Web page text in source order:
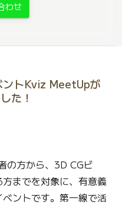
わせ
ントKviz MeetUpが
た！
の方から、3D CGビ
までを対象に、有意義
ントです。第一線で活